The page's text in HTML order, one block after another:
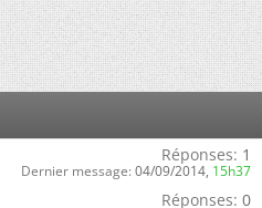
Réponses: 1
Dernier message: 04/09/2014, 15h37
Réponses: 0